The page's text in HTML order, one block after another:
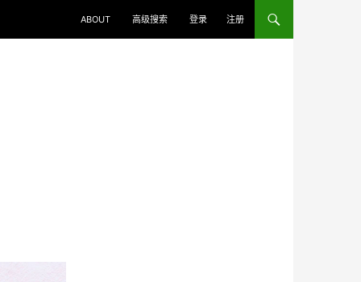
ABOUT 高级搜索 登录 注册